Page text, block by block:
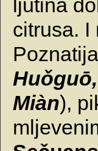
ljutina
citrusa. I
Miàn),